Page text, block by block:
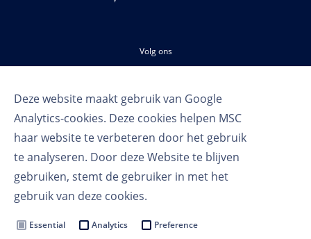
Deze website maakt gebruik van Google
Analytics-cookies. Deze cookies helpen MSC
haar website te verbeteren door het gebruik
te analyseren. Door deze Website te blijven
gebruiken, stemt de gebruiker in met het
gebruik van deze cookies.
Essential Analytics Preference
Volg ons
Gebruikersvoorwaarden
Privacy voorwaarden
Cookie Settings